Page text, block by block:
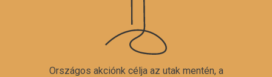
Országos akciónk célja az utak mentén, a